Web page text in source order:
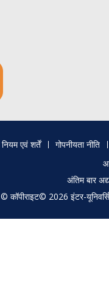
नियम एवं शर्तें
गोपनीयता नीति
अंतिम बार
© कॉपीराइट© 2026 इंटर-